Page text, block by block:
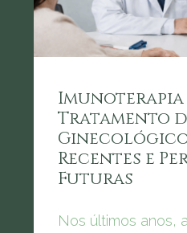
Tratamento
Recentes e
Futuras
Nos últimos anos,